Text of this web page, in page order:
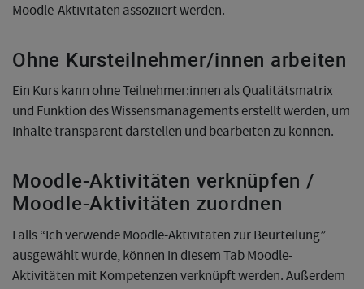
Moodle-Aktivitäten assoziiert werden.
Ohne Kursteilnehmer/innen arbeiten
Ein Kurs kann ohne Teilnehmer:innen als Qualitätsmatrix
und Funktion des Wissensmanagements erstellt werden, um
Inhalte transparent darstellen und bearbeiten zu können.
Moodle-Aktivitäten verknüpfen /
Moodle-Aktivitäten zuordnen
Falls “Ich verwende Moodle-Aktivitäten zur Beurteilung”
ausgewählt wurde, können in diesem Tab Moodle-
Aktivitäten mit Kompetenzen verknüpft werden. Außerdem